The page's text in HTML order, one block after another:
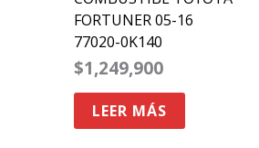
FORTUNER 05-16
77020-0K140
$1,249,900
LEER MÁS